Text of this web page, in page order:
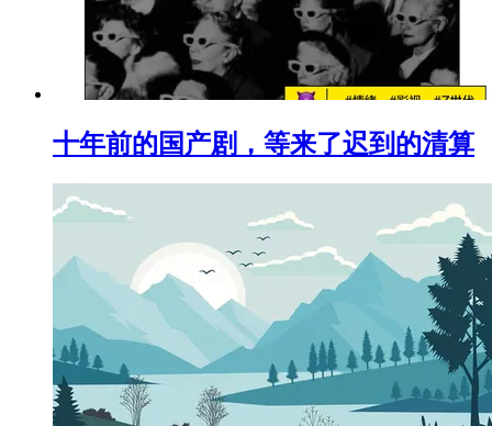
十年前的国产剧，等来了迟到的清算